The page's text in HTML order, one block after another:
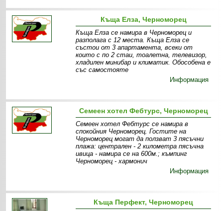
Къща Елза, Черноморец
Къща Елза се намира в Черноморец и
разполага с 12 места. Къща Елза се
състои от 3 апартамента, всеки от
които с по 2 стаи, тоалетна, телевизор,
хладилен минибар и климатик. Обособена е
със самостояте
Информация
Семеен хотел Фебтурс, Черноморец
Семеен хотел Фебтурс се намира в
спокойния Черноморец. Гостите на
Черноморец могат да ползват 3 пясъчни
плажа: централен - 2 километра пясъчна
ивица - намира се на 600м.; къмпинг
Черноморец - хармонич
Информация
Къща Перфект, Черноморец